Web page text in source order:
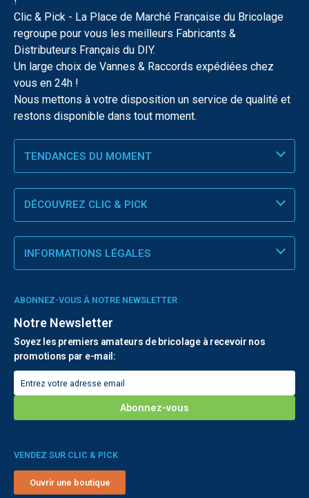
Clic & Pick - La Place de Marché Française du Bricolage
regroupe pour vous les meilleurs Fabricants &
Distributeurs Français du DIY.
Un large choix de Vannes & Raccords expédiées chez
vous en 24h !
Nous mettons à votre disposition un service de qualité et
restons disponible dans tout moment.
TENDANCES DU MOMENT
DÉCOUVREZ CLIC & PICK
INFORMATIONS LÉGALES
ABONNEZ-VOUS À NOTRE NEWSLETTER
Notre Newsletter
Soyez les premiers amateurs de bricolage à recevoir nos
promotions par e-mail:
VENDEZ SUR CLIC & PICK
Ouvrir une boutique